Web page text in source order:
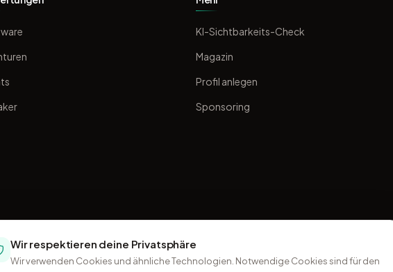
KI-Sichtbarkeits-Check
Magazin
Profil anlegen
Sponsoring
Wir respektieren deine Privatsphäre
Wir verwenden Cookies und ähnliche Technologien. Notwendige Cookies sind für den